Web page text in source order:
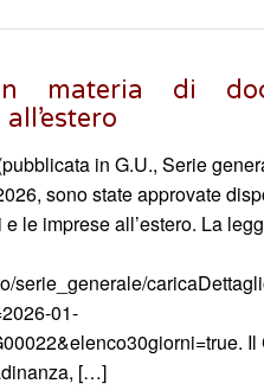
materia di
in G.U., Serie
sono state approvate
le imprese all’estero. La
serie_generale/
01-
[…]